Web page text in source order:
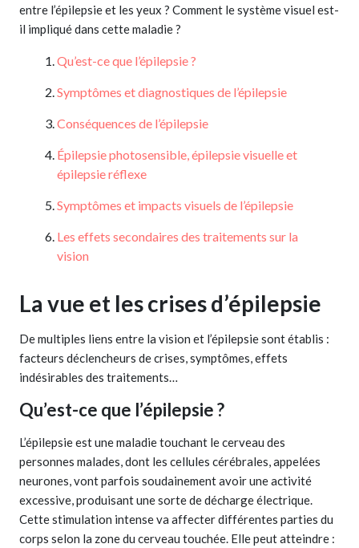
entre l’épilepsie et les yeux ? Comment le système visuel est-
il impliqué dans cette maladie ?
Qu’est-ce que l’épilepsie ?
Symptômes et diagnostiques de l’épilepsie
Conséquences de l’épilepsie
Épilepsie photosensible, épilepsie visuelle et
épilepsie réflexe
Symptômes et impacts visuels de l’épilepsie
Les effets secondaires des traitements sur la
vision
La vue et les crises d’épilepsie
De multiples liens entre la vision et l’épilepsie sont établis :
facteurs déclencheurs de crises, symptômes, effets
indésirables des traitements…
Qu’est-ce que l’épilepsie ?
L’épilepsie est une maladie touchant le cerveau des
personnes malades, dont les cellules cérébrales, appelées
neurones, vont parfois soudainement avoir une activité
excessive, produisant une sorte de décharge électrique.
Cette stimulation intense va affecter différentes parties du
corps selon la zone du cerveau touchée. Elle peut atteindre :